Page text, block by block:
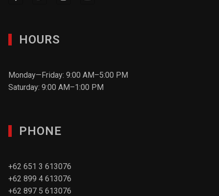
HOURS
Monday—Friday: 9:00 AM–5:00 PM
Saturday: 9:00 AM–1:00 PM
PHONE
+62 651 3 613076
+62 899 4 613076
+62 897 5 613076